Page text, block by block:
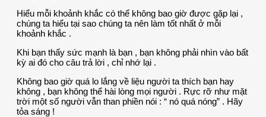
Hiểu mỗi khoảnh khắc có thể không bao giờ được gặp lại ,
chúng ta hiểu tại sao chúng ta nên làm tốt nhất ở mỗi
khoảnh khắc .
Khi bạn thấy sức mạnh là bạn , bạn không phải nhìn vào bất
kỳ ai đó cho câu trả lời , chỉ nhớ lại .
Không bao giờ quá lo lắng về liệu người ta thích bạn hay
không , bạn không thể hài lòng mọi người . Rực rỡ như mặt
trời một số người vẫn than phiền nói : “ nó quá nóng” . Hãy
tỏa sáng !